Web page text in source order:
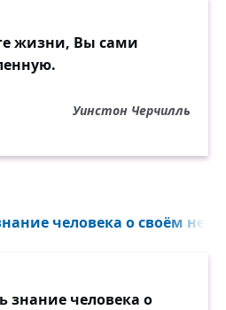
жизни, Вы сами
Уинстон Черчилль
человека о своём
знание человека о